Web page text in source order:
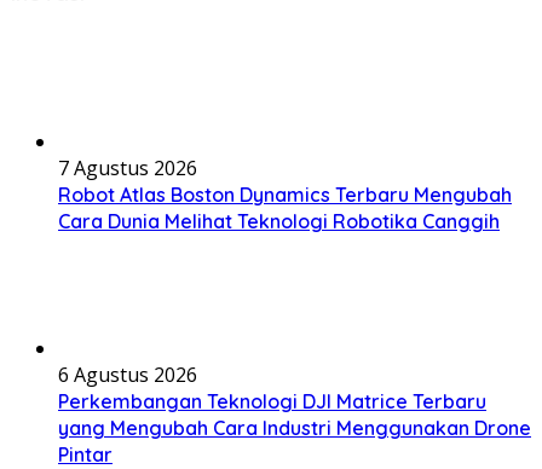
7 Agustus 2026
Robot Atlas Boston Dynamics Terbaru Mengubah
Cara Dunia Melihat Teknologi Robotika Canggih
6 Agustus 2026
Perkembangan Teknologi DJI Matrice Terbaru
yang Mengubah Cara Industri Menggunakan Drone
Pintar